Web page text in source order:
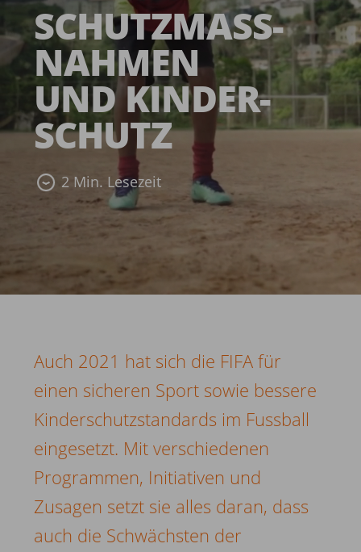
SCHUTZMASS­
NAHMEN
UND KINDER­
SCHUTZ­
2 Min. Lesezeit
Auch 2021 hat sich die FIFA für
einen sicheren Sport sowie bessere
Kinderschutzstandards im Fussball
eingesetzt. Mit verschiedenen
Programmen, Initiativen und
Zusagen setzt sie alles daran, dass
auch die Schwächsten der